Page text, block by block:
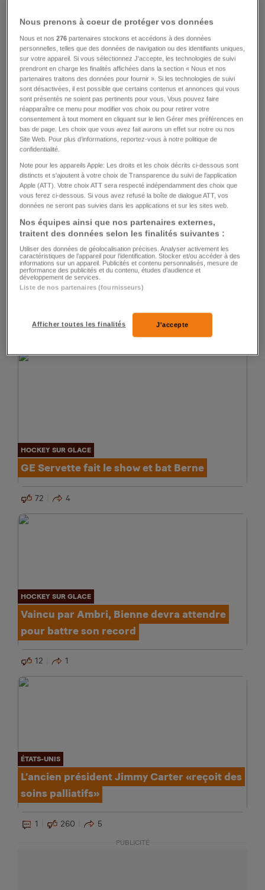
HOCKEY SUR GLACE
Ajoie a tout foiré dans le deuxième tiers
16 5
HOCKEY SUR GLACE
Un LHC solidaire prend les trois points à
HOCKEY SUR GLACE
GE Servette fait le show et bat Berne
72 4
HOCKEY SUR GLACE
Vaincu par Ambri, Bienne devra attendre
pour battre son record
12 1
ÉTATS-UNIS
L’ancien président Jimmy Carter «reçoit des
soins palliatifs»
1 260 5
PUBLICITÉ
Nous prenons à coeur de protéger vos données
Nous et nos276 partenaires stockons et accédons à des données
personnelles, telles que des données de navigation ou des identifiants uniques,
sur votre appareil. Si vous sélectionnez J'accepte, les technologies de suivi
prendront en charge les finalités affichées dans la section « Nous et nos
partenaires traitons des données pour fournir ». Si les technologies de suivi
sont désactivées, il est possible que certains contenus et annonces qui vous
sont présentés ne soient pas pertinents pour vous. Vous pouvez faire
réapparaître ce menu pour modifier vos choix ou pour retirer votre
consentement à tout moment en cliquant sur le lien Gérer mes préférences en
bas de page. Les choix que vous avez fait aurons un effet sur notre ou nos
Site Web. Pour plus d’informations, reportez-vous à notre politique de
confidentialité.
Note pour les appareils Apple: Les droits et les choix décrits ci-dessous sont
distincts et s'ajoutent à votre choix de Transparence du suivi de l'application
Apple (ATT). Votre choix ATT sera respecté indépendamment des choix que
vous ferez ci-dessous. Si vous avez refusé la boîte de dialogue ATT, vos
données ne seront pas suivies dans les applications et sur les sites web.
Nos équipes ainsi que nos partenaires externes,
traitent des données selon les finalités suivantes :
Utiliser des données de géolocalisation précises. Analyser activement les
caractéristiques de l’appareil pour l’identification. Stocker et/ou accéder à des
informations sur un appareil. Publicités et contenu personnalisés, mesure de
performance des publicités et du contenu, études d’audience et
développement de services.
Liste de nos partenaires (fournisseurs)
Afficher toutes les finalités J'accepte